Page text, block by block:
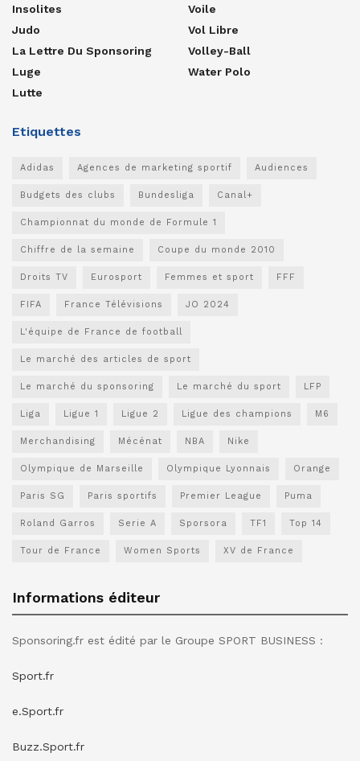
Insolites
Judo
La Lettre Du Sponsoring
Luge
Lutte
Voile
Vol Libre
Volley-Ball
Water Polo
Etiquettes
Adidas Agences de marketing sportif Audiences
Budgets des clubs Bundesliga Canal+
Championnat du monde de Formule 1
Chiffre de la semaine Coupe du monde 2010
Droits TV Eurosport Femmes et sport FFF
FIFA France Télévisions JO 2024
L'équipe de France de football
Le marché des articles de sport
Le marché du sponsoring Le marché du sport LFP
Liga Ligue 1 Ligue 2 Ligue des champions M6
Merchandising Mécénat NBA Nike
Olympique de Marseille Olympique Lyonnais Orange
Paris SG Paris sportifs Premier League Puma
Roland Garros Serie A Sporsora TF1 Top 14
Tour de France Women Sports XV de France
Informations éditeur
Sponsoring.fr est édité par le Groupe SPORT BUSINESS :
Sport.fr
e.Sport.fr
Buzz.Sport.fr